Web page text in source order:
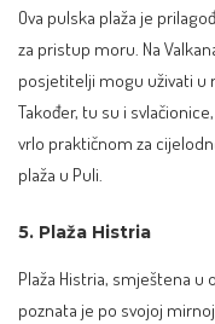
Ova pulska plaža je
za pristup moru. Na
posjetitelji mogu uživati u
Također, tu su i
vrlo praktičnom za
plaža u Puli.
5. Plaža Histria
Plaža Histria, smještena
poznata je po svojoj